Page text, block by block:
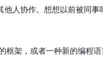
他人协作。想想以前被同
框架，或者一种新的编程